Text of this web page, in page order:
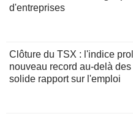
d'entreprises
Clôture du TSX : l'indice
nouveau record au-delà
solide rapport sur l'emploi